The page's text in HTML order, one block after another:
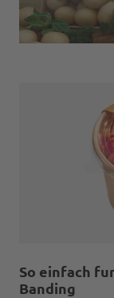
So einfach
Banding